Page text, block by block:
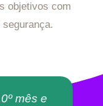
objetivos com
mês e